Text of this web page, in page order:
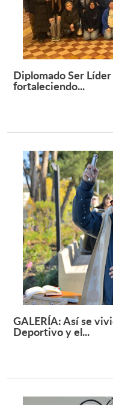
Diplomado Ser
fortaleciendo...
GALERÍA: Así se
Deportivo y el...